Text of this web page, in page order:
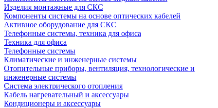
Изделия монтажные для СКС
Компоненты системы на основе оптических кабелей
Активное оборудование для СКС
Телефонные системы, техника для офиса
Техника для офиса
Телефонные системы
Климатические и инженерные системы
Отопительные приборы, вентиляция, технологические и
инженерные системы
Система электрического отопления
Кабель нагревательный и аксессуары
Кондиционеры и аксессуары